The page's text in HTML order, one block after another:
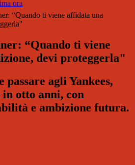
ora
“Quando ti viene affidata una
“Quando ti viene
devi proteggerla"
agli Yankees,
otto anni, con
e ambizione futura.